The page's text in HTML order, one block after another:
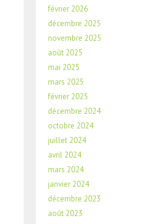
février 2026
décembre 2025
novembre 2025
août 2025
mai 2025
mars 2025
février 2025
décembre 2024
octobre 2024
juillet 2024
avril 2024
mars 2024
janvier 2024
décembre 2023
août 2023